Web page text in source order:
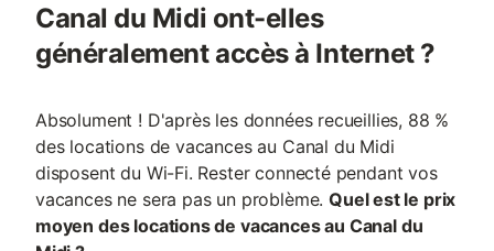
Canal du Midi ont-elles
généralement accès à Internet ?
Absolument ! D'après les données recueillies, 88 %
des locations de vacances au Canal du Midi
disposent du Wi-Fi. Rester connecté pendant vos
vacances ne sera pas un problème.Quel est le prix
moyen des locations de vacances au Canal du